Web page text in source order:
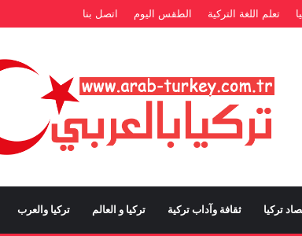
تعلم اللغة التركية الطقس اليوم اتصل بنا
تركيا ثقافة وآداب تركية تركيا و العالم تركيا والعرب